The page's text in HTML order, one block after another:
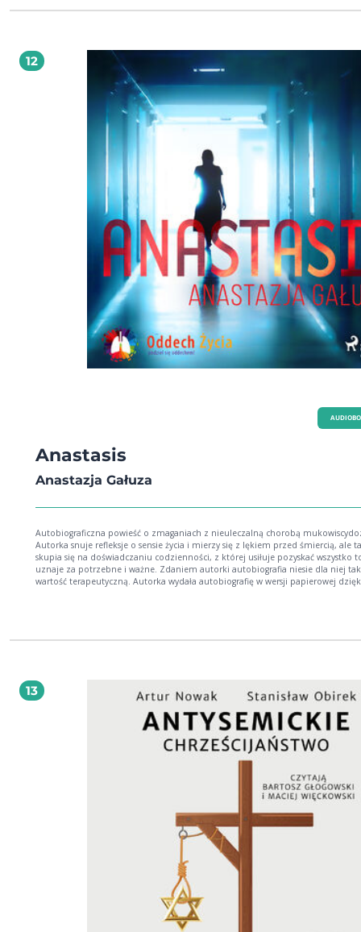
12
Anastasis
Anastazja Gałuza
Autobiograficzna powieść o zmaganiach z nieuleczalną chorobą mukowiscydozą.
Autorka snuje refleksje o sensie życia i mierzy się z lękiem przed śmiercią, ale
skupia się na doświadczaniu codzienności, z której usiłuje pozyskać wszystko
uznaje za potrzebne i ważne. Zdaniem autorki autobiografia niesie dla niej
wartość terapeutyczną. Autorka wydała autobiografię w wersji papierowej
13